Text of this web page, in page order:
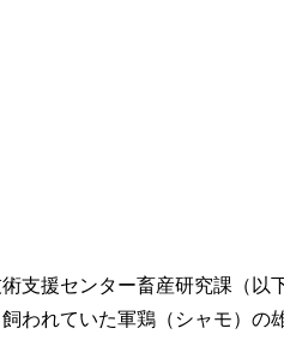
支援センター畜産研究課（以
われていた軍鶏（シャモ）の